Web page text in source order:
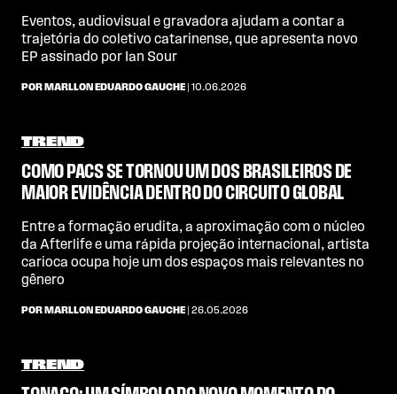
Eventos, audiovisual e gravadora ajudam a contar a
trajetória do coletivo catarinense, que apresenta novo
EP assinado por Ian Sour
POR MARLLON EDUARDO GAUCHE | 10.06.2026
TREND
COMO PACS SE TORNOU UM DOS BRASILEIROS DE
MAIOR EVIDÊNCIA DENTRO DO CIRCUITO GLOBAL
Entre a formação erudita, a aproximação com o núcleo
da Afterlife e uma rápida projeção internacional, artista
carioca ocupa hoje um dos espaços mais relevantes no
gênero
POR MARLLON EDUARDO GAUCHE | 26.05.2026
TREND